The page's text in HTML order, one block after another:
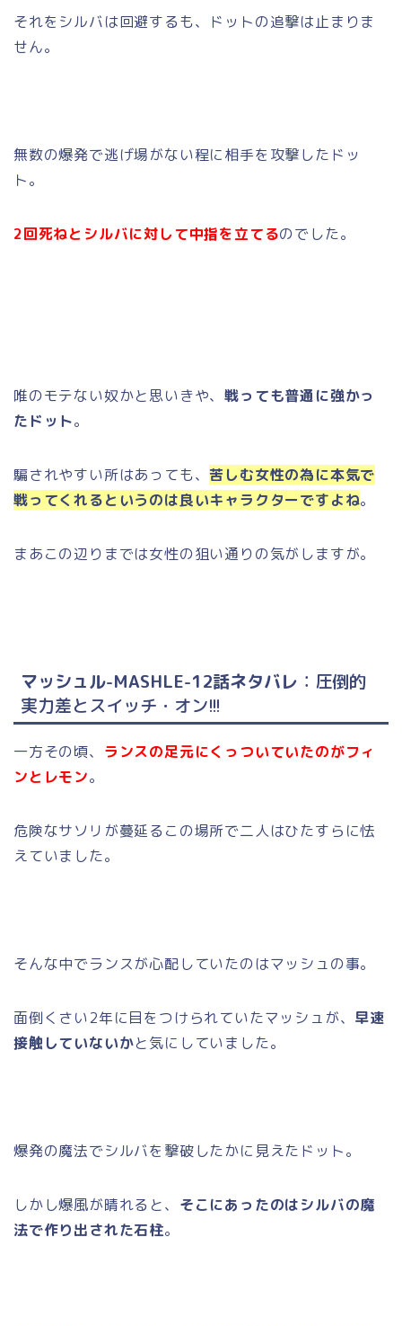
それをシルバは回避するも、ドットの追撃は止まりま
せん。
無数の爆発で逃げ場がない程に相手を攻撃したドッ
ト。
2回死ねとシルバに対して中指を立てるのでした。
唯のモテない奴かと思いきや、戦っても普通に強かっ
たドット。
騙されやすい所はあっても、 苦しむ女性の為に本気で
戦ってくれるというのは良いキャラクターですよね。
まあこの辺りまでは女性の狙い通りの気がしますが。
マッシュル-MASHLE-12話ネタバレ ：圧倒的
実力差とスイッチ・オン!!!
一方その頃、 ランスの足元にくっついていたのがフィ
ンとレモン。
危険なサソリが蔓延るこの場所で二人はひたすらに怯
えていました。
そんな中でランスが心配していたのはマッシュの事。
面倒くさい2年に目をつけられていたマッシュが、 早速
接触していないかと気にしていました。
爆発の魔法でシルバを撃破したかに見えたドット。
しかし爆風が晴れると、 そこにあったのはシルバの魔
法で作り出された石柱。